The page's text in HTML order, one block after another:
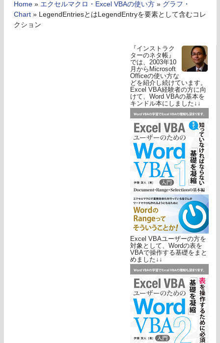
Home » エクセルマクロ・Excel VBAの使い方 » グラフ・
Chart » LegendEntriesとはLegendEntryを要素として含むコレ
クション
『インストラク
ターのネタ帳』
では、2003年10
月からMicrosoft
Officeの使い方な
どを紹介し続けています。
Excel VBA経験者の方に向
けて、Word VBAの基本を
キンドル本にしました↓↓
Excel VBAユーザーの方を
対象として、Wordの表を
VBAで操作する基礎をまと
めました↓↓